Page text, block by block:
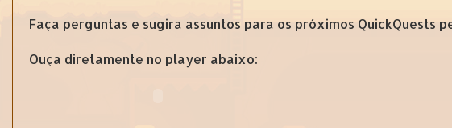
Faça perguntas e sugira assuntos para os próximos QuickQuests
Ouça diretamente no player abaixo: